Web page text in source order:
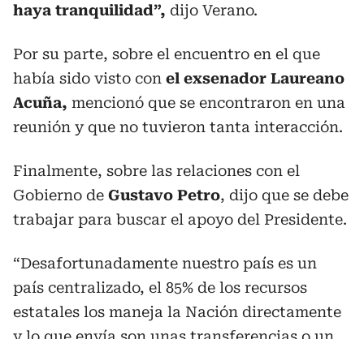
haya tranquilidad”, dijo Verano.
Por su parte, sobre el encuentro en el que
había sido visto con el exsenador Laureano
Acuña, mencionó que se encontraron en una
reunión y que no tuvieron tanta interacción.
Finalmente, sobre las relaciones con el
Gobierno de Gustavo Petro, dijo que se debe
trabajar para buscar el apoyo del Presidente.
“Desafortunadamente nuestro país es un
país centralizado, el 85% de los recursos
estatales los maneja la Nación directamente